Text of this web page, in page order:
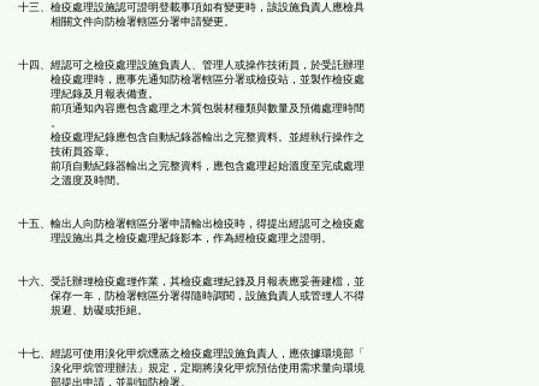
十三、檢疫處理設施認可證明登載事項如有變更時，該設施負責人應檢具
相關文件向防檢署轄區分署申請變更。
十四、經認可之檢疫處理設施負責人、管理人或操作技術員，於受託辦理
檢疫處理時，應事先通知防檢署轄區分署或檢疫站，並製作檢疫處
理紀錄及月報表備查。
前項通知內容應包含處理之木質包裝材種類與數量及預備處理時間
。
檢疫處理紀錄應包含自動紀錄器輸出之完整資料。並經執行操作之
技術員簽章。
前項自動紀錄器輸出之完整資料，應包含處理起始溫度至完成處理
之溫度及時間。
十五、輸出人向防檢署轄區分署申請輸出檢疫時，得提出經認可之檢疫處
理設施出具之檢疫處理紀錄影本，作為經檢疫處理之證明。
十六、受託辦理檢疫處理作業，其檢疫處理紀錄及月報表應妥善建檔，並
保存一年，防檢署轄區分署得隨時調閱，設施負責人或管理人不得
規避、妨礙或拒絕。
十七、經認可使用溴化甲烷燻蒸之檢疫處理設施負責人，應依據環境部「
溴化甲烷管理辦法」規定，定期將溴化甲烷預估使用需求量向環境
部提出申請，並副知防檢署。